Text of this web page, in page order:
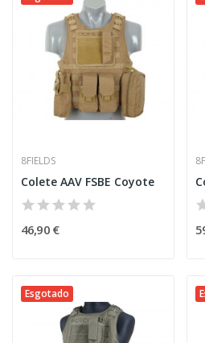
8FIELDS
Colete AAV FSBE Coyote
46,90 €
Esgotado